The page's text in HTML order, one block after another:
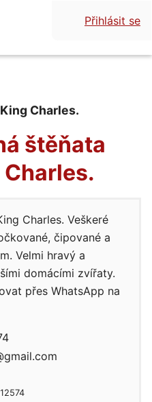
Přihlásit se
Charles.
štěňata
Charles. Veškeré
čipované a
Velmi hravý a
domácími zvířaty.
přes WhatsApp na